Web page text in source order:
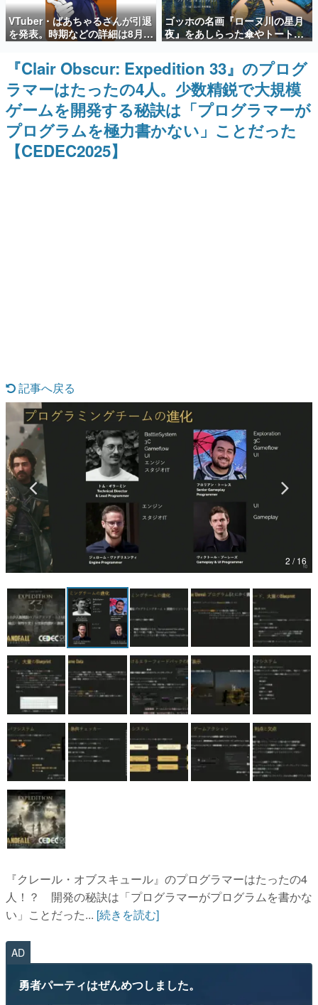
新世代に訊く
これからのデジタルゲーム市場を担う若きクリエイター達
の姿を追い、彼らのルーツと情熱を探っていきます。
ゲーム世代の作家たち
ゲームに多大な影響を受けた作家さんに取材し、ゲームが
日本のコンテンツ産業やカルチャーに与えた影響を探る企
画です。
日本モバイルゲーム産業史
日本のモバイルゲーム史における主要なトピック・タイト
ルを網羅するほか、開発者へのインタビューや識者による
解説を掲載。約20年の歴史が一望できる決定版！
特集記事
マンガ
女性向け
アプリレビュー
その他
電ファミニコゲーマーとは？
運営：株式会社マレ
の浜口直樹氏が登壇する予定
VTuber・ばあちゃるさんが引退
を発表。時期などの詳細は8月9
日15時からの配信で説明
ゴッホの名画『ローヌ川の星月
夜』をあしらった傘やトートバ
ッグなどが登場。8月7日21時よ
『Clair Obscur: Expedition 33』のプログ
ラマーはたったの4人。少数精鋭で大規模
ゲームを開発する秘訣は「プログラマーが
プログラムを極力書かない」ことだった
【CEDEC2025】
記事へ戻る
2 / 16
『クレール・オブスキュール』のプログラマーはたったの4
人！？ 開発の秘訣は「プログラマーがプログラムを書かな
い」ことだった... [続きを読む]
AD
勇者パーティはぜんめつしました。